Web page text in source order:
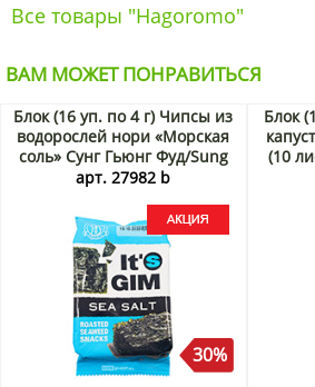
Все товары "Hagoromo"
ВАМ МОЖЕТ ПОНРАВИТЬСЯ
Блок (16 уп. по 4 г) Чипсы из
водорослей нори «Морская
соль» Сунг Гьюнг Фуд/Sung
Gyung Food, Корея, 4 г х 16
арт. 27982 b
30%
Блок
(10